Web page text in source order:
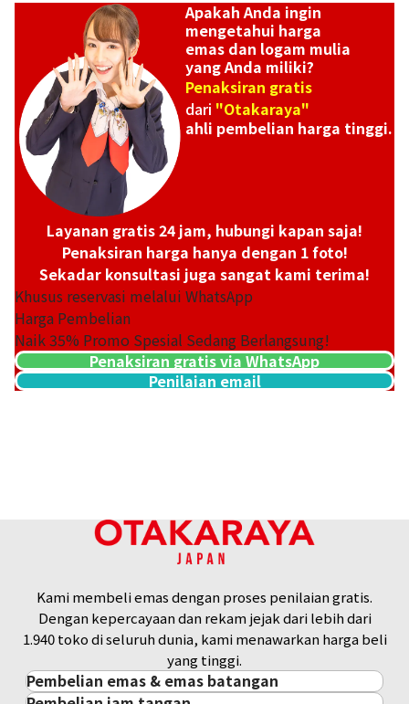
Platinum (Pt1000) Maple Leaf Coins 2 1/2 oz 2 1/4 oz
46,65g
Referensi Harga Buyback
Rp 67.697.547
Platinum (Pt1000) Maple Leaf Coin 1/4 oz 6 pieces set
Rp 67.770.106
Apakah Anda ingin
mengetahui harga
emas dan logam mulia
yang Anda miliki?
Penaksiran gratis
dari "Otakaraya"
ahli pembelian harga tinggi.
Layanan gratis 24 jam, hubungi kapan saja!
Penaksiran harga hanya dengan 1 foto!
Sekadar konsultasi juga sangat kami terima!
Khusus reservasi melalui WhatsApp
Harga Pembelian
Naik35% Promo Spesial Sedang Berlangsung!
Penaksiran gratis via WhatsApp
Penilaian email
Kami membeli emas dengan proses penilaian gratis.
Dengan kepercayaan dan rekam jejak dari lebih dari
1.940 toko di seluruh dunia, kami menawarkan harga beli
yang tinggi.
Pembelian emas & emas batangan